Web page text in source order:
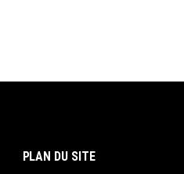
PLAN DU SITE